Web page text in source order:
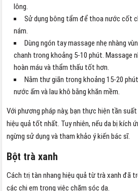
lông.
Sử dụng bông tẩm để thoa nước cốt
nám.
Dùng ngón tay massage nhẹ nhàng
chanh trong khoảng 5-10 phút. Massage
hoàn máu và thẩm thấu tốt hơn.
Nằm thư giãn trong khoảng 15-20
nước ấm và lau khô bằng khăn mềm.
Với phương pháp này, bạn thực hiện tần
hiệu quả tốt nhất. Tuy nhiên, nếu da bị kích
ngừng sử dụng và tham khảo ý kiến bác sĩ.
Bột trà xanh
Cách trị tàn nhang hiệu quả từ trà xanh đã
các chị em trong việc chăm sóc da.